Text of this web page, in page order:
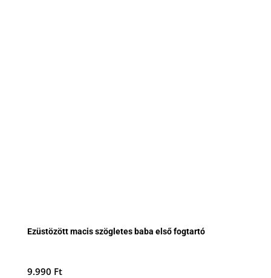
Ezüstözött macis szögletes baba első fogtartó
9.990 Ft